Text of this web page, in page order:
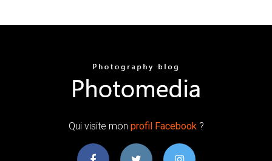
Qui visite mon profil Facebook ?